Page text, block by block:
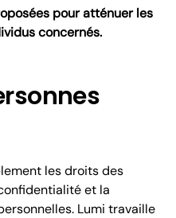
pour atténuer les
concernés.
les droits des
et la
Lumi travaille